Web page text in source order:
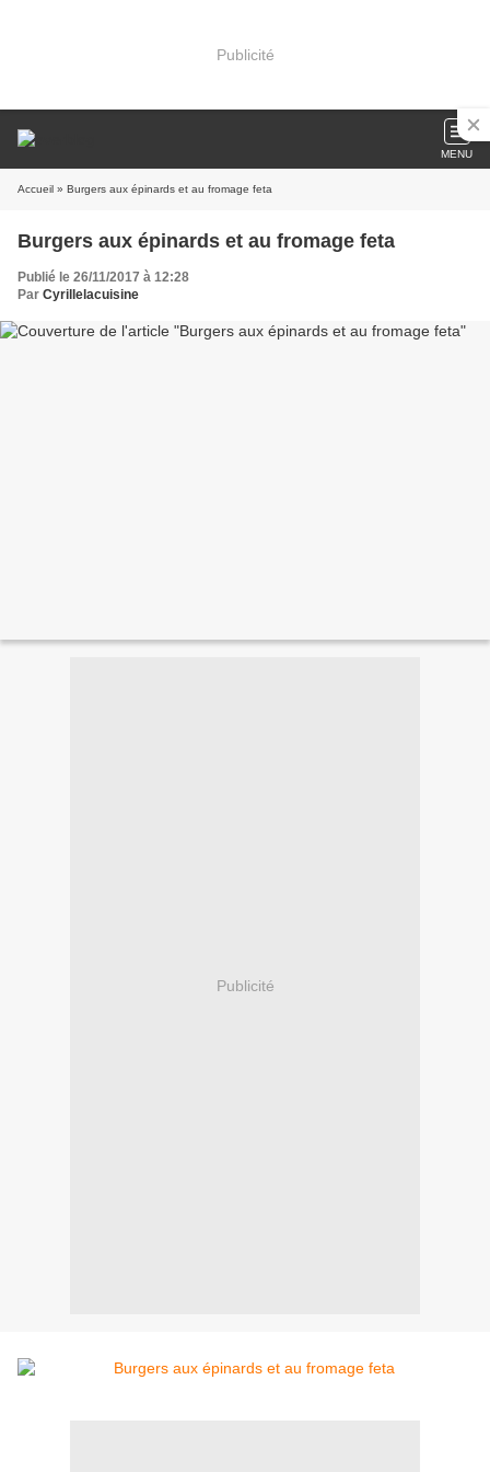
Publicité
MENU
Accueil » Burgers aux épinards et au fromage feta
Burgers aux épinards et au fromage feta
Publié le 26/11/2017 à 12:28
Par Cyrillelacuisine
Publicité